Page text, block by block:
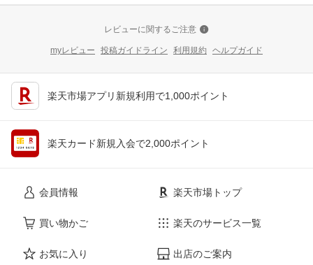
レビューに関するご注意
myレビュー 投稿ガイドライン 利用規約 ヘルプガイド
楽天市場アプリ新規利用で1,000ポイント
楽天カード新規入会で2,000ポイント
会員情報
買い物かご
お気に入り
楽天市場トップ
楽天のサービス一覧
出店のご案内